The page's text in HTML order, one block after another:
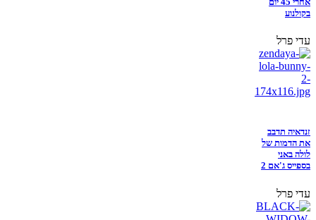
בקולנוע
עדי פרל
זנדאיה תדבב
את הדמות של
לולה באני
בספייס ג'אם 2
עדי פרל